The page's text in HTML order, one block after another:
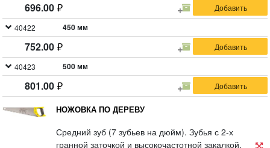
696.00
40422 450 мм
752.00
40423 500 мм
801.00
НОЖОВКА ПО ДЕРЕВУ
Средний зуб (7 зубьев на дюйм). Зубья с 2-х
гранной заточкой и высокочастотной закалкой.